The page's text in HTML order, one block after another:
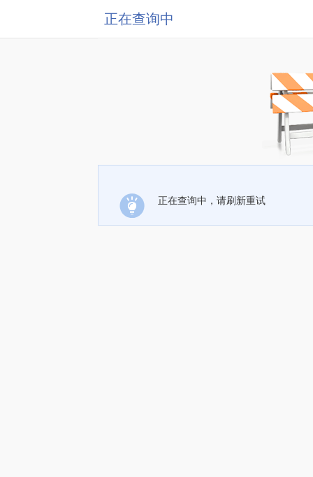
正在查询中
正在查询中，请刷新重试